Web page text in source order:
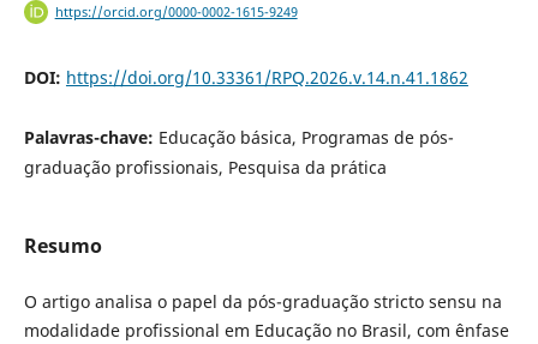
https://orcid.org/0000-0002-1615-9249
DOI: https://doi.org/10.33361/RPQ.2026.v.14.n.41.1862
Palavras-chave: Educação básica, Programas de pós-
graduação profissionais, Pesquisa da prática
Resumo
O artigo analisa o papel da pós-graduação stricto sensu na
modalidade profissional em Educação no Brasil, com ênfase